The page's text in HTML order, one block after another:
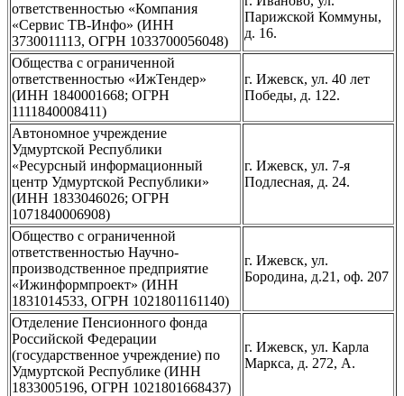
ответственностью «Компания
«Сервис ТВ-Инфо» (ИНН
3730011113, ОГРН 1033700056048)
Парижской Коммуны,
д. 16.
Общества с ограниченной
ответственностью «ИжТендер»
(ИНН 1840001668; ОГРН
1111840008411)
г. Ижевск, ул. 40 лет
Победы, д. 122.
Автономное учреждение
Удмуртской Республики
«Ресурсный информационный
центр Удмуртской Республики»
(ИНН 1833046026; ОГРН
1071840006908)
г. Ижевск, ул. 7-я
Подлесная, д. 24.
Общество с ограниченной
ответственностью Научно-
производственное предприятие
«Ижинформпроект» (ИНН
1831014533, ОГРН 1021801161140)
г. Ижевск, ул.
Бородина, д.21, оф. 207
Отделение Пенсионного фонда
Российской Федерации
(государственное учреждение) по
Удмуртской Республике (ИНН
1833005196, ОГРН 1021801668437)
г. Ижевск, ул. Карла
Маркса, д. 272, А.